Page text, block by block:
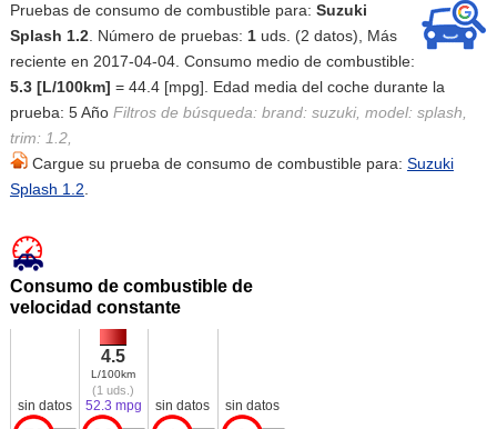
Pruebas de consumo de combustible para: Suzuki
Splash 1.2. Número de pruebas: 1uds. (2 datos), Más
reciente en 2017-04-04. Consumo medio de combustible:
5.3 [L/100km] = 44.4 [mpg]. Edad media del coche durante la
prueba: 5 Año Filtros de búsqueda: brand: suzuki, model: splash,
trim: 1.2,
Cargue su prueba de consumo de combustible para: Suzuki
Splash 1.2
Consumo de combustible de
velocidad constante
sin datos
4.5
L/100km
(1 uds.)
52.3 mpg sin datos sin datos